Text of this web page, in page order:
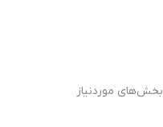
بخش‌های موردنیاز